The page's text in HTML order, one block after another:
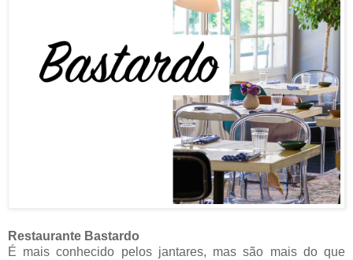
Restaurante Bastardo
É mais conhecido pelos jantares, mas são mais do que